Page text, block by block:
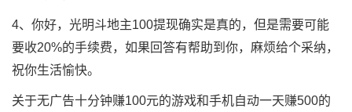
4、你好，光明斗地主100提现确实是真的，但是需要可能
要收20%的手续费，如果回答有帮助到你，麻烦给个采纳，
祝你生活愉快。
关于无广告十分钟赚100元的游戏和手机自动一天赚500的